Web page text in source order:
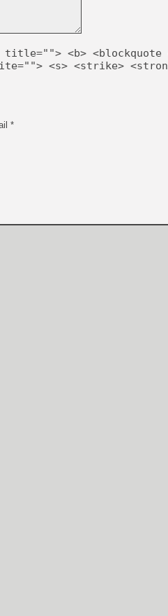
[GK] Déjà des
[Mo5] Brickboy cherche à
[GK] Minecraft et ses «
[GK] Beast of
[GK] Ubisoft : fin de partie
[GK] Mémoire cash -
[GK] Dan Houser (GTA)
[GK] Comment EA Sports
[GK] Crimson Moon : un
[GK] Isle of Reveries : le
[GK] Moonlighter 2 : The
[GK] Capcom relance
[GK] Guillermo del Toro
<b> <blockquote
<s> <strike>
*